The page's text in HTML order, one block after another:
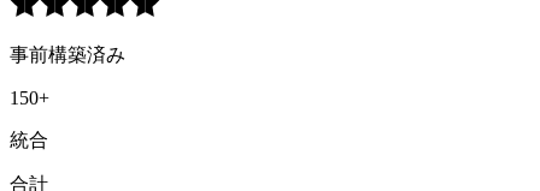
事前構築済み
150+
統合
合計